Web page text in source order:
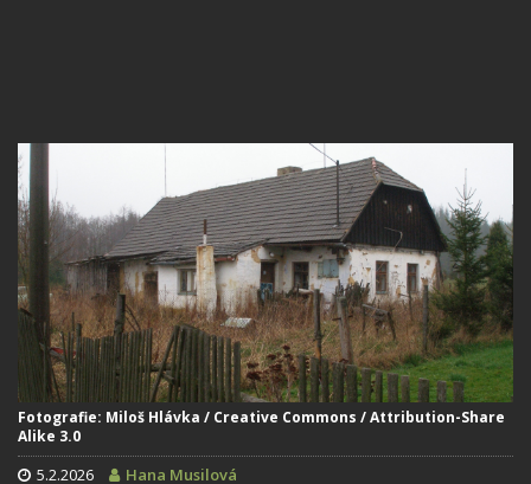
Fotografie: Miloš Hlávka / Creative Commons / Attribution-Share
Alike 3.0
5.2.2026 Hana Musilová